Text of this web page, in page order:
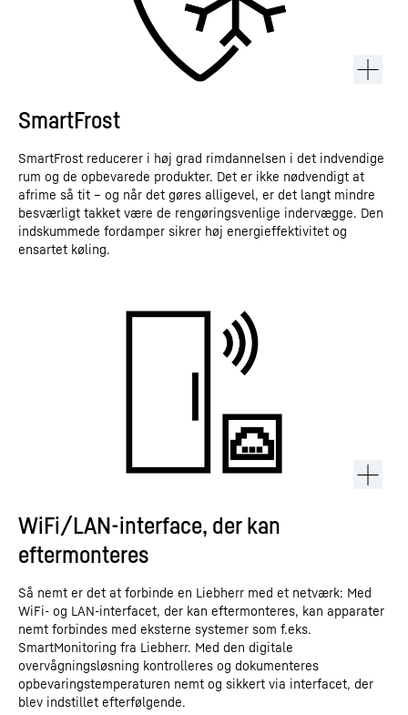
SmartFrost
SmartFrost reducerer i høj grad rimdannelsen i det indvendige
rum og de opbevarede produkter. Det er ikke nødvendigt at
afrime så tit – og når det gøres alligevel, er det langt mindre
besværligt takket være de rengøringsvenlige indervægge. Den
indskummede fordamper sikrer høj energieffektivitet og
ensartet køling.
WiFi/LAN-interface, der kan
eftermonteres
Så nemt er det at forbinde en Liebherr med et netværk: Med
WiFi- og LAN-interfacet, der kan eftermonteres, kan apparater
nemt forbindes med eksterne systemer som f.eks.
SmartMonitoring fra Liebherr. Med den digitale
overvågningsløsning kontrolleres og dokumenteres
opbevaringstemperaturen nemt og sikkert via interfacet, der
blev indstillet efterfølgende.